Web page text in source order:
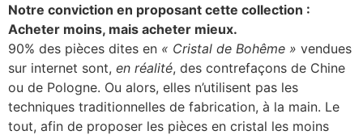
Notre conviction en proposant cette collection :
Acheter moins, mais acheter mieux.
90% des pièces dites en « Cristal de Bohême » vendues
sur internet sont, en réalité, des contrefaçons de Chine
ou de Pologne. Ou alors, elles n’utilisent pas les
techniques traditionnelles de fabrication, à la main. Le
tout, afin de proposer les pièces en cristal les moins